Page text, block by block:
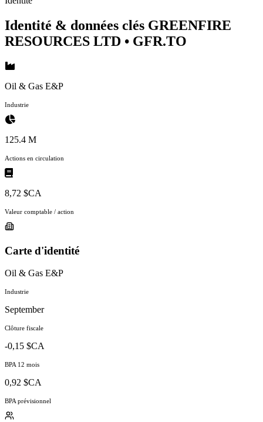
Identité & données clés GREENFIRE
RESOURCES LTD • GFR.TO
Oil & Gas E&P
Industrie
125.4 M
Actions en circulation
8,72 $CA
Valeur comptable / action
Carte d'identité
Oil & Gas E&P
Industrie
September
Clôture fiscale
-0,15 $CA
BPA 12 mois
0,92 $CA
BPA prévisionnel